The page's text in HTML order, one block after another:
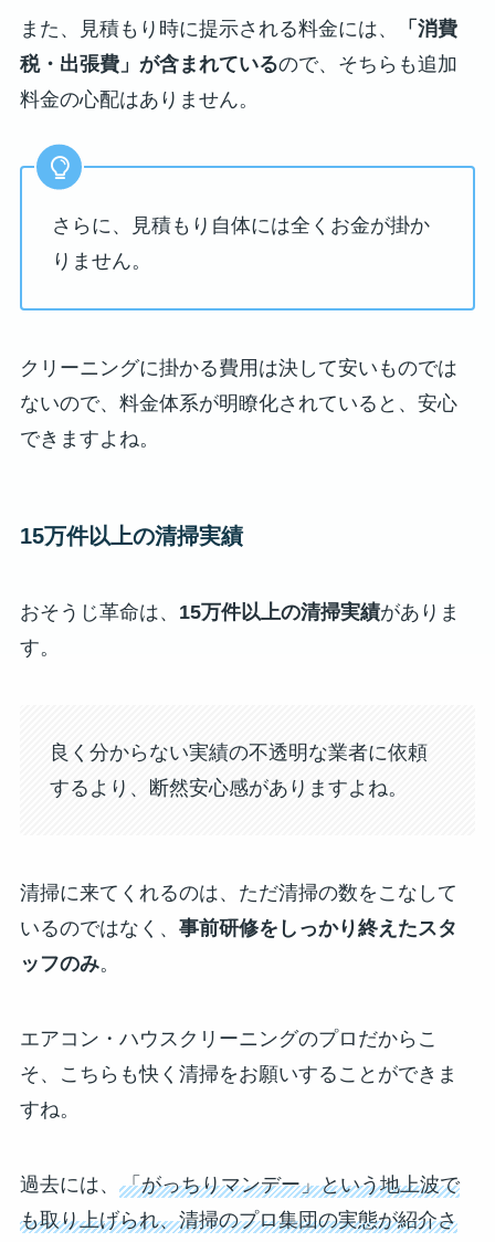
また、見積もり時に提示される料金には、
「消費
税・出張費」が含まれているので、そちらも追加
料金の心配はありません。
さらに、見積もり自体には全くお金が掛か
りません。
クリーニングに掛かる費用は決して安いものでは
ないので、料金体系が明瞭化されていると、安心
できますよね。
15万件以上の清掃実績
おそうじ革命は、 15万件以上の清掃実績がありま
す。
良く分からない実績の不透明な業者に依頼
するより、断然安心感がありますよね。
清掃に来てくれるのは、ただ清掃の数をこなして
いるのではなく、 事前研修をしっかり終えたスタ
ッフのみ。
エアコン・ハウスクリーニングのプロだからこ
そ、こちらも快く清掃をお願いすることができま
すね。
過去には、 「がっちりマンデー」という地上波で
も取り上げられ、清掃のプロ集団の実態が紹介さ